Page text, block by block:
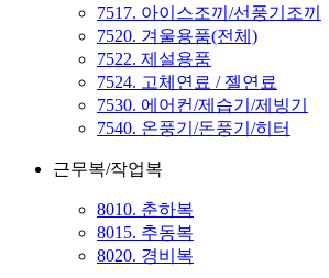
7517. 아이스조끼/선풍기조끼
7520. 겨울용품(전체)
7522. 제설용품
7524. 고체연료 / 젤연료
7530. 에어컨/제습기/제빙기
7540. 온풍기/돈풍기/히터
근무복/작업복
8010. 춘하복
8015. 추동복
8020. 경비복